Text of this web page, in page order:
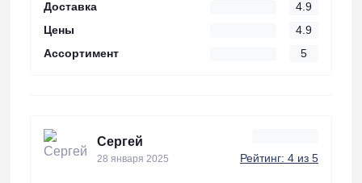
Доставка
4.9
Цены
4.9
Ассортимент
5
Сергей
28 января 2025 Рейтинг: 4 из 5